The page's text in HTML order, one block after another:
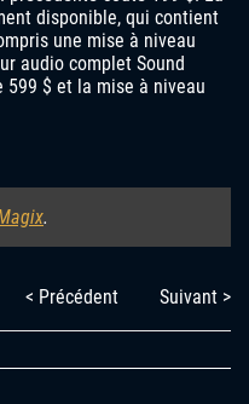
disponible, qui contient
une mise à niveau
audio complet Sound
599 $ et la mise à niveau
.
< Précédent Suivant >